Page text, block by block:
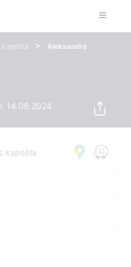
kapsēta >
Aleksandra
14.06.2024
kapsēta